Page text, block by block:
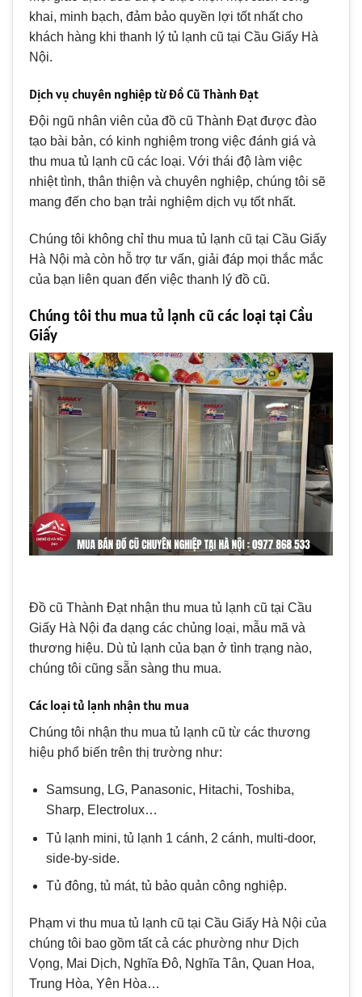
khai, minh bạch, đảm bảo quyền lợi tốt nhất cho
khách hàng khi thanh lý tủ lạnh cũ tại Cầu Giấy Hà
Nội.
Dịch vụ chuyên nghiệp từ Đồ Cũ Thành Đạt
Đội ngũ nhân viên của đồ cũ Thành Đạt được đào
tạo bài bản, có kinh nghiệm trong việc đánh giá và
thu mua tủ lạnh cũ các loại. Với thái độ làm việc
nhiệt tình, thân thiện và chuyên nghiệp, chúng tôi sẽ
mang đến cho bạn trải nghiệm dịch vụ tốt nhất.
Chúng tôi không chỉ thu mua tủ lạnh cũ tại Cầu Giấy
Hà Nội mà còn hỗ trợ tư vấn, giải đáp mọi thắc mắc
của bạn liên quan đến việc thanh lý đồ cũ.
Chúng tôi thu mua tủ lạnh cũ các loại tại Cầu
Giấy
Đồ cũ Thành Đạt nhận thu mua tủ lạnh cũ tại Cầu
Giấy Hà Nội đa dạng các chủng loại, mẫu mã và
thương hiệu. Dù tủ lạnh của bạn ở tình trạng nào,
chúng tôi cũng sẵn sàng thu mua.
Các loại tủ lạnh nhận thu mua
Chúng tôi nhận thu mua tủ lạnh cũ từ các thương
hiệu phổ biến trên thị trường như:
Samsung, LG, Panasonic, Hitachi, Toshiba,
Sharp, Electrolux…
Tủ lạnh mini, tủ lạnh 1 cánh, 2 cánh, multi-door,
side-by-side.
Tủ đông, tủ mát, tủ bảo quản công nghiệp.
Phạm vi thu mua tủ lạnh cũ tại Cầu Giấy Hà Nội của
chúng tôi bao gồm tất cả các phường như Dịch
Vọng, Mai Dịch, Nghĩa Đô, Nghĩa Tân, Quan Hoa,
Trung Hòa, Yên Hòa…